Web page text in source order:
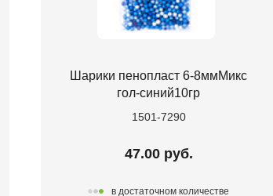
Шарики пенопласт 6-8ммМикс
гол-синий10гр
1501-7290
47.00 руб.
в достаточном количестве